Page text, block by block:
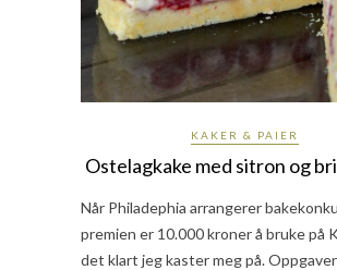
KAKER & PAIER
Ostelagkake med sitron og
Når Philadephia arrangerer
premien er 10.000 kroner å bruke på
det klart jeg kaster meg på.